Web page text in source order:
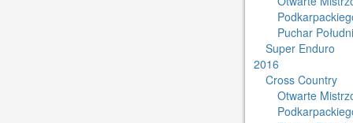
Puchar
Super Enduro
2016
Cross Country
Otwarte